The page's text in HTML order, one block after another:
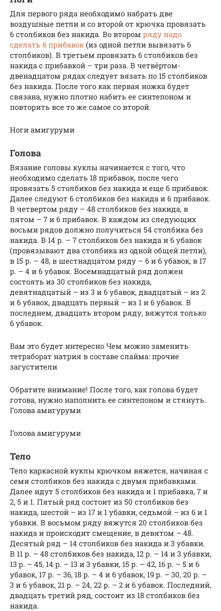
Для первого ряда необходимо набрать две
воздушные петли и со второй от крючка провязать
6 столбиков без накида. Во втором ряду надо
сделать 6 прибавок (из одной петли вывязать 6
столбиков). В третьем провязать 6 столбиков без
накида с прибавкой – три раза. В четвёртом-
двенадцатом рядах следует вязать по 15 столбиков
без накида. После того как первая ножка будет
связана, нужно плотно набить ее синтепоном и
повторить все то же самое со второй.
Ноги амигуруми
Голова
Вязание головы куклы начинается с того, что
необходимо сделать 18 прибавок, после чего
провязать 5 столбиков без накида и еще 6 прибавок.
Далее следуют 6 столбиков без накида и 6 прибавок.
В четвертом ряду – 48 столбиков без накида, в
пятом – 7 и 6 прибавок. В каждом из следующих
восьми рядов должно получиться 54 столбика без
накида. В 14 р. – 7 столбиков без накида и 6 убавок
(провязывают два столбика из одной общей петли),
в 15 р. – 48, в шестнадцатом ряду – 6 и 6 убавок, в 17
р. – 4 и 6 убавок. Восемнадцатый ряд должен
состоять из 30 столбиков без накида,
девятнадцатый – из 3 и 6 убавок, двадцатый – из 2
и 6 убавок, двадцать первый – из 1 и 6 убавок. В
последнем, двадцать втором ряду, вяжутся только
6 убавок.
Вам это будет интересно Чем можно заменить
тетраборат натрия в составе слайма: прочие
загустители
Обратите внимание! После того, как голова будет
готова, нужно наполнить ее синтепоном и стянуть.
Голова амигуруми
Голова амигуруми
Тело
Тело каркасной куклы крючком вяжется, начиная с
семи столбиков без накида с двумя прибавками.
Далее идут 5 столбиков без накида и 1 прибавка, 7 и
2, 5 и 1. Пятый ряд состоит из 50 столбиков без
накида, шестой – из 17 и 1 убавки, седьмой – из 6 и 1
убавки. В восьмом ряду вяжутся 20 столбиков без
накида и происходит смещение, в девятом – 48.
Десятый ряд – 14 столбиков без накида и 3 убавки.
В 11 р. – 48 столбиков без накида, 12 р. – 14 и 3 убавки,
13 р. – 45, 14 р. – 13 и 3 убавки, 15 р. – 42, 16 р. – 5 и 6
убавок, 17 р. – 36, 18 р. – 4 и 6 убавок, 19 р. – 30, 20 р. –
3 и 6 убавок, 21 р. – 24, 22 р. – 2 и 6 убавок. Последний,
двадцать третий ряд, состоит из 18 столбиков без
накида.